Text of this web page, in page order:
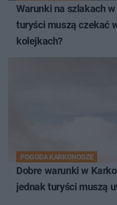
Warunki na szlakach
turyści muszą czekać
kolejkach?
POGODA KARKONOSZE
Dobre warunki w
jednak turyści muszą